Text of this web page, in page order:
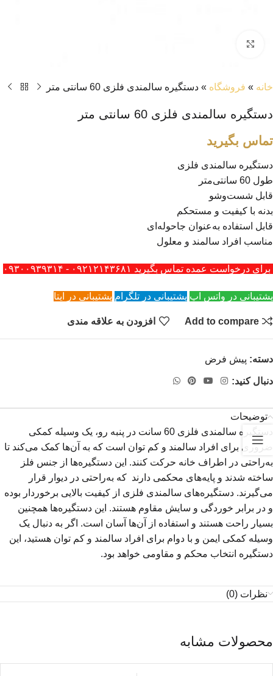
خانه » فروشگاه » دستگیره سالمندی فلزی 60 سانتی متر
دستگیره سالمندی فلزی 60 سانتی متر
تماس بگیرید
دستگیره سالمندی فلزی
طول 60 سانتی‌متر
قابل شست‌وشو
بدنه با کیفیت و مستحکم
قابل استفاده به‌عنوان جاحوله‌ای
مناسب افراد سالمند و معلول
برای درخواست عمده تماس بگیرید ۰۹۲۱۲۱۴۳۶۸۱ - ۰۹۳۰۰۹۳۹۳۱۴
پشتیبانی در واتس اپ پشتیبانی در تلگرام پشتیبانی در ایتا
Add to compare افزودن به علاقه مندی
دسته: پیش فرض
دنبال کنید:
توضیحات
دستگیره سالمندی فلزی 60 سانت در پنبه رو، یک وسیله کمکی
ضروری برای افراد سالمند و کم توان است که به آن‌ها کمک می‌کند تا
به‌راحتی در اطراف خانه حرکت کنند. این دستگیره‌ها از جنس فلز
ساخته شدند و پایه‌های محکمی دارند که به‌راحتی در دیوار قرار
می‌گیرند. دستگیره‌های سالمندی فلزی از کیفیت بالایی برخوردار بوده
و در برابر خوردگی و سایش مقاوم هستند. این دستگیره‌ها همچنین
بسیار راحت هستند و استفاده از آن‌ها آسان است. اگر به دنبال یک
وسیله کمکی ایمن و با دوام برای افراد سالمند و کم توان هستید، این
دستگیره انتخاب محکم و مقاومی خواهد بود.
نظرات (0)
محصولات مشابه